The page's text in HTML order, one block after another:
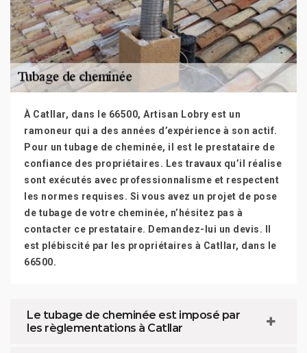
À Catllar, dans le 66500, Artisan Lobry est un
ramoneur qui a des années d’expérience à son actif.
Pour un tubage de cheminée, il est le prestataire de
confiance des propriétaires. Les travaux qu’il réalise
sont exécutés avec professionnalisme et respectent
les normes requises. Si vous avez un projet de pose
de tubage de votre cheminée, n’hésitez pas à
contacter ce prestataire. Demandez-lui un devis. Il
est plébiscité par les propriétaires à Catllar, dans le
66500.
Le tubage de cheminée est imposé par
les règlementations à Catllar